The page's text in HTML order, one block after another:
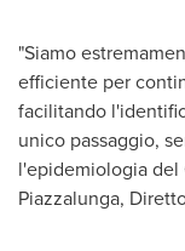
"Siamo
efficiente per
facilitando
unico passaggio,
l'epidemiologia del
Piazzalunga,